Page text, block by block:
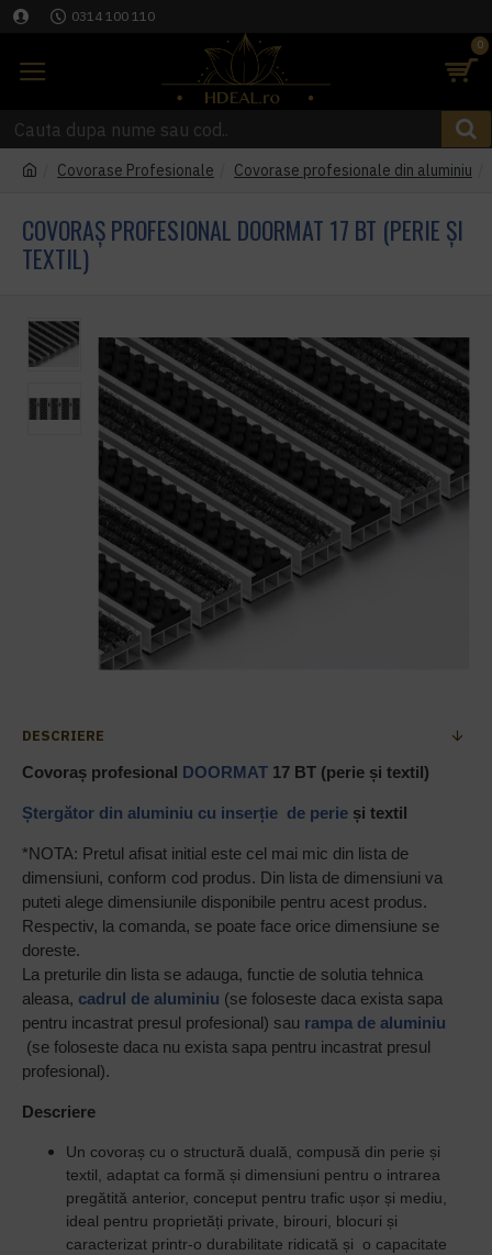
0314 100 110
0
Covorase Profesionale Covorase profesionale din aluminiu
COVORAȘ PROFESIONAL DOORMAT 17 BT (PERIE ȘI
TEXTIL)
DESCRIERE
Covoraș profesional DOORMAT 17 BT (perie și textil)
Ștergător din aluminiu cu inserție de perie și textil
*NOTA: Pretul afisat initial este cel mai mic din lista de
dimensiuni, conform cod produs. Din lista de dimensiuni va
puteti alege dimensiunile disponibile pentru acest produs.
Respectiv, la comanda, se poate face orice dimensiune se
doreste.
La preturile din lista se adauga, functie de solutia tehnica
aleasa, cadrul de aluminiu (se foloseste daca exista sapa
pentru incastrat presul profesional) sau rampa de aluminiu
(se foloseste daca nu exista sapa pentru incastrat presul
profesional).
Descriere
Un covoraș cu o structură duală, compusă din perie și
textil, adaptat ca formă și dimensiuni pentru o intrarea
pregătită anterior, conceput pentru trafic ușor și mediu,
ideal pentru proprietăți private, birouri, blocuri și
caracterizat printr-o durabilitate ridicată și o capacitate